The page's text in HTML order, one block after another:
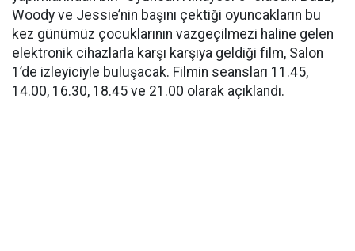
Woody ve Jessie’nin başını çektiği oyuncakların bu
kez günümüz çocuklarının vazgeçilmezi haline gelen
elektronik cihazlarla karşı karşıya geldiği film, Salon
1’de izleyiciyle buluşacak. Filmin seansları 11.45,
14.00, 16.30, 18.45 ve 21.00 olarak açıklandı.